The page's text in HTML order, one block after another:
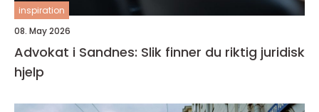
inspiration
08. May 2026
Advokat i Sandnes: Slik finner du riktig juridisk
hjelp